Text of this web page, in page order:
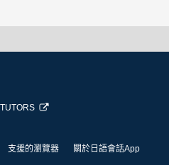
支援的瀏覽器 關於日語會話App